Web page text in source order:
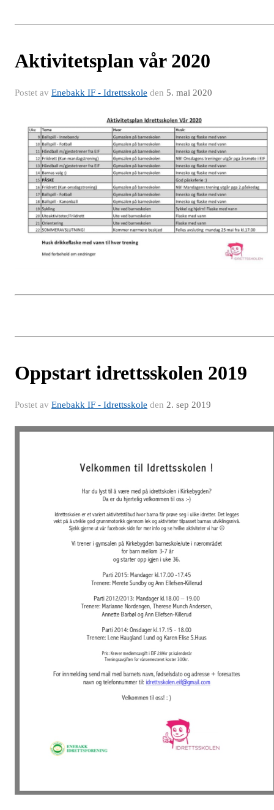
Aktivitetsplan vår 2020
Postet av Enebakk IF - Idrettsskole den 5. mai 2020
Oppstart idrettsskolen 2019
Postet av Enebakk IF - Idrettsskole den 2. sep 2019